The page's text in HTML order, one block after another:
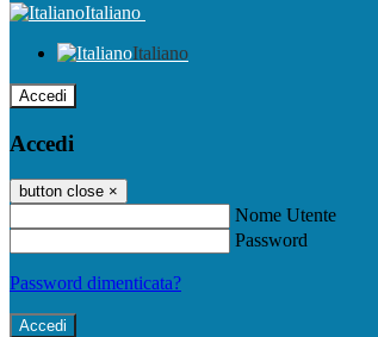
Italiano
Italiano
Accedi
Accedi
button close ×
Nome Utente
Password
Password dimenticata?